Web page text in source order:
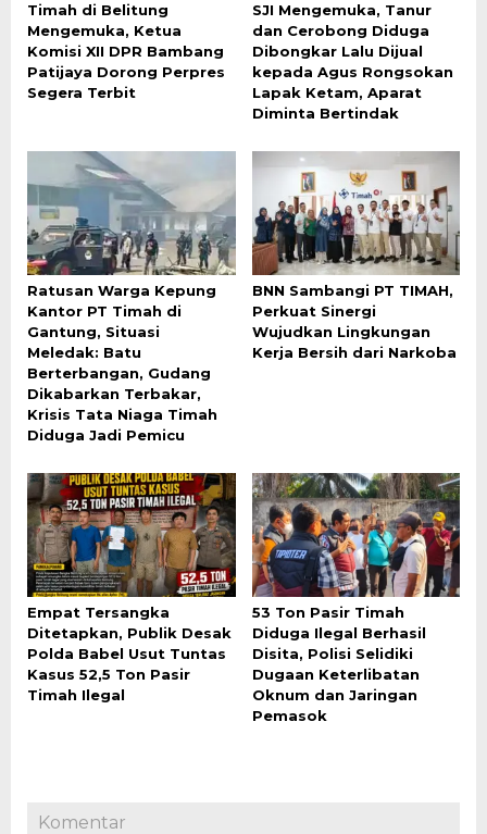
Timah di Belitung
Mengemuka, Ketua
Komisi XII DPR Bambang
Patijaya Dorong Perpres
Segera Terbit
SJI Mengemuka, Tanur
dan Cerobong Diduga
Dibongkar Lalu Dijual
kepada Agus Rongsokan
Lapak Ketam, Aparat
Diminta Bertindak
Ratusan Warga Kepung
Kantor PT Timah di
Gantung, Situasi
Meledak: Batu
Berterbangan, Gudang
Dikabarkan Terbakar,
Krisis Tata Niaga Timah
Diduga Jadi Pemicu
BNN Sambangi PT TIMAH,
Perkuat Sinergi
Wujudkan Lingkungan
Kerja Bersih dari Narkoba
Empat Tersangka
Ditetapkan, Publik Desak
Polda Babel Usut Tuntas
Kasus 52,5 Ton Pasir
Timah Ilegal
53 Ton Pasir Timah
Diduga Ilegal Berhasil
Disita, Polisi Selidiki
Dugaan Keterlibatan
Oknum dan Jaringan
Pemasok
Komentar